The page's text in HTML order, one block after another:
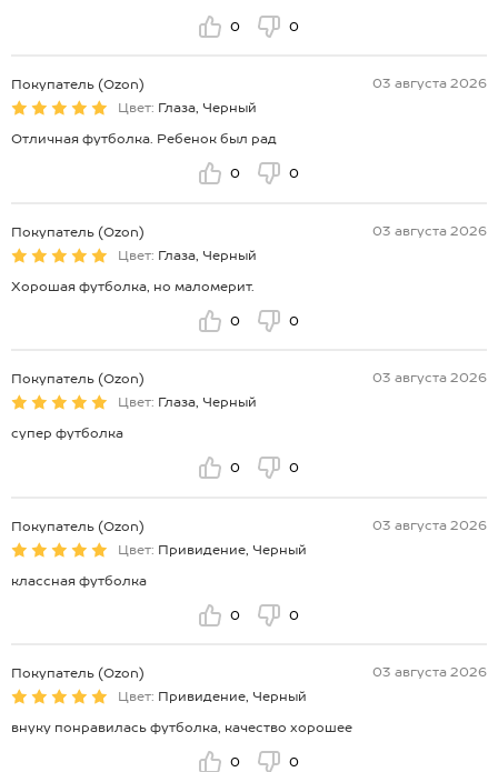
0 0
Покупатель (Ozon)
03 августа 2026
Цвет: Глаза, Черный
Отличная футболка. Ребенок был рад
0 0
Покупатель (Ozon)
03 августа 2026
Цвет: Глаза, Черный
Хорошая футболка, но маломерит.
0 0
Покупатель (Ozon)
03 августа 2026
Цвет: Глаза, Черный
супер футболка
0 0
Покупатель (Ozon)
03 августа 2026
Цвет: Привидение, Черный
классная футболка
0 0
Покупатель (Ozon)
03 августа 2026
Цвет: Привидение, Черный
внуку понравилась футболка, качество хорошее
0 0